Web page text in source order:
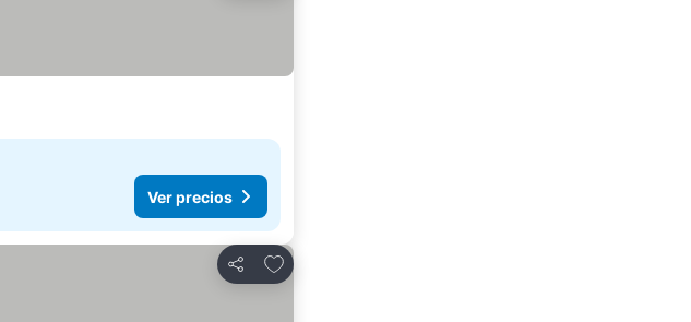
Ver precios
Compartir
Agregar a favoritos